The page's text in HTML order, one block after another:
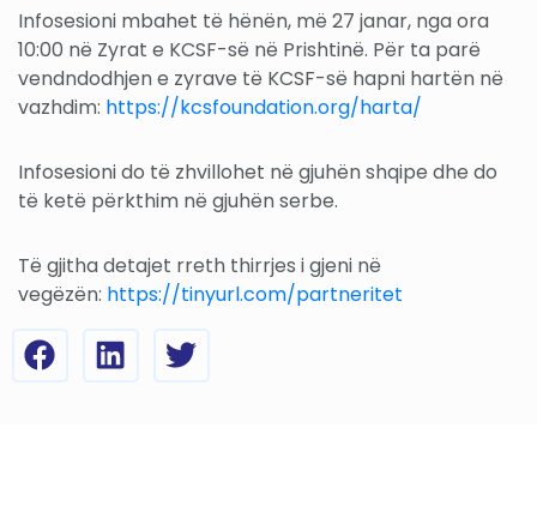
Infosesioni mbahet të hënën, më 27 janar, nga ora
10:00 në Zyrat e KCSF-së në Prishtinë. Për ta parë
vendndodhjen e zyrave të KCSF-së hapni hartën në
vazhdim: https://kcsfoundation.org/harta/
Infosesioni do të zhvillohet në gjuhën shqipe dhe do
të ketë përkthim në gjuhën serbe.
Të gjitha detajet rreth thirrjes i gjeni në
vegëzën: https://tinyurl.com/partneritet